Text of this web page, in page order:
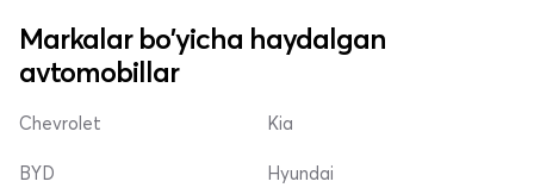
Markalar bo'yicha haydalgan
avtomobillar
Chevrolet
BYD
Kia
Hyundai